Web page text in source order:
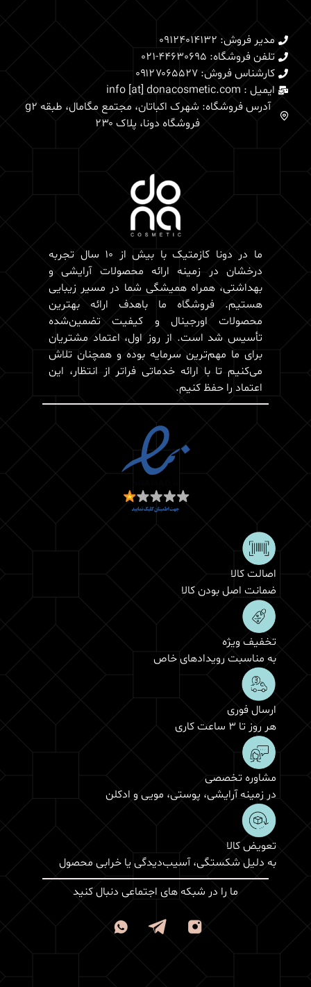
مدیر فروش: 09124014132
تلفن فروشگاه: 44630695-021
کارشناس فروش: 0۹۱۲۷۰۶۵۵۲۷
ایمیل : info [at] donacosmetic.com
آدرس فروشگاه: شهرک اکباتان، مجتمع مگامال، طبقه g2
فروشگاه دونا، پلاک ۲۳۰
ما در دونا کازمتیک با بیش از 10 سال تجربه
درخشان در زمینه ارائه محصولات آرایشی و
بهداشتی، همراه همیشگی شما در مسیر زیبایی
هستیم. فروشگاه ما باهدف ارائه بهترین
محصولات اورجینال و کیفیت تضمین‌شده
تأسیس شد است. از روز اول، اعتماد مشتریان
برای ما مهم‌ترین سرمایه بوده و همچنان تلاش
می‌کنیم تا با ارائه خدماتی فراتر از انتظار، این
اعتماد را حفظ کنیم.
اصالت کالا
ضمانت اصل بودن کالا
تخفیف ویژه
به مناسبت رویدادهای خاص
ارسال فوری
هر روز تا 3 ساعت کاری
مشاوره تخصصی
در زمینه آرایشی، پوستی، مویی و ادکلن
تعویض کالا
به دلیل شکستگی، آسیب‌دیدگی یا خرابی محصول
ما را در شبکه های اجتماعی دنبال کنید